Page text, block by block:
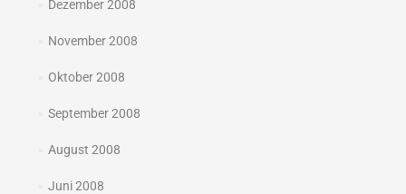
Dezember 2008
November 2008
Oktober 2008
September 2008
August 2008
Juni 2008